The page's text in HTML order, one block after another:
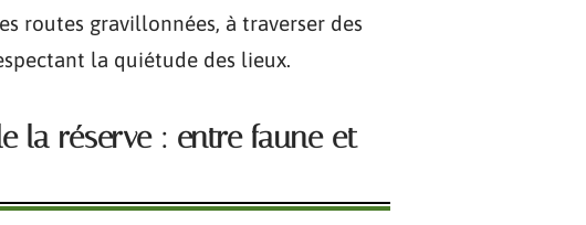
routes gravillonnées, à traverser des
la quiétude des lieux.
la réserve : entre faune et